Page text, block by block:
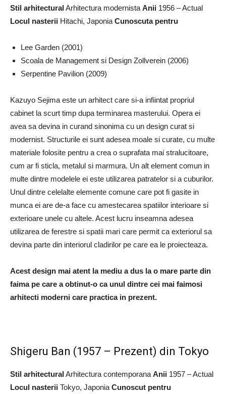
Stil arhitecturalArhitectura modernista Anii 1956 – Actual
Locul nasterii Hitachi, Japonia Cunoscuta pentru
Lee Garden (2001)
Scoala de Management si Design Zollverein (2006)
Serpentine Pavilion (2009)
Kazuyo Sejima este un arhitect care si-a infiintat propriul
cabinet la scurt timp dupa terminarea masterului. Opera ei
avea sa devina in curand sinonima cu un design curat si
modernist. Structurile ei sunt adesea moale si curate, cu multe
materiale folosite pentru a crea o suprafata mai stralucitoare,
cum ar fi sticla, metalul si marmura. Un alt element comun in
multe dintre modelele ei este utilizarea patratelor si a cuburilor.
Unul dintre celelalte elemente comune care pot fi gasite in
munca ei are de-a face cu amestecarea spatiilor interioare si
exterioare unele cu altele. Acest lucru inseamna adesea
utilizarea de ferestre si spatii mari care permit ca exteriorul sa
devina parte din interiorul cladirilor pe care ea le proiecteaza.
Acest design mai atent la mediu a dus la o mare parte din
faima pe care a obtinut-o ca unul dintre cei mai faimosi
arhitecti moderni care practica in prezent.
Shigeru Ban (1957 – Prezent) din Tokyo
Stil arhitecturalArhitectura contemporana Anii 1957 – Actual
Locul nasterii Tokyo, Japonia Cunoscut pentru